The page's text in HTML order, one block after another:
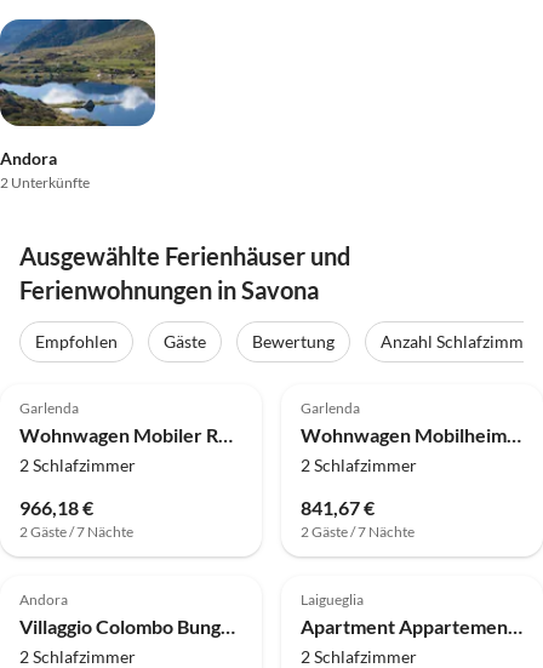
Andora
2 Unterkünfte
Ausgewählte Ferienhäuser und
Ferienwohnungen in Savona
Empfohlen Gäste Bewertung
Anzahl Schlafzimmer
Garlenda
2 Schlafzimmer
966,18 €
2 Gäste / 7 Nächte
Garlenda
2 Schlafzimmer
841,67 €
2 Gäste / 7 Nächte
Top-Inserat
4.5 (4)
Andora
2 Schlafzimmer
Laigueglia
2 Schlafzimmer